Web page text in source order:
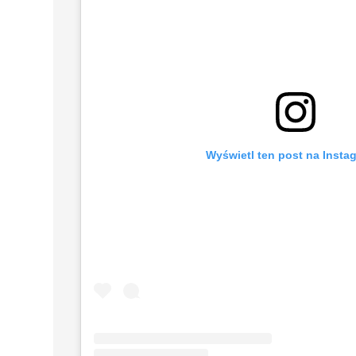
Wyświetl ten post na